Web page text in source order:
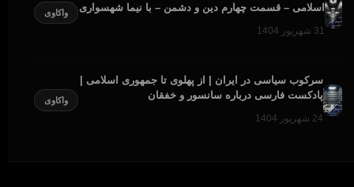
اسلامی – قسمت چهارم دین و دشمن – با نیما شهسواری
31 شهریور 1404
واکاوی
سرکوب سیاسی در ایران | از پهلوی تا جمهوری اسلامی |
پادکست فارسی درباره سانسور و خفقان
24 شهریور 1404
واکاوی